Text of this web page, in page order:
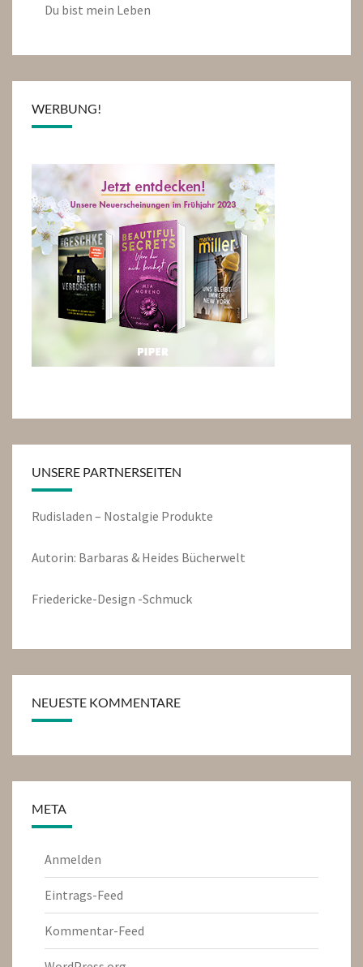
Du bist mein Leben
WERBUNG!
UNSERE PARTNERSEITEN
Rudisladen – Nostalgie Produkte
Autorin: Barbaras & Heides Bücherwelt
Friedericke-Design -Schmuck
NEUESTE KOMMENTARE
META
Anmelden
Eintrags-Feed
Kommentar-Feed